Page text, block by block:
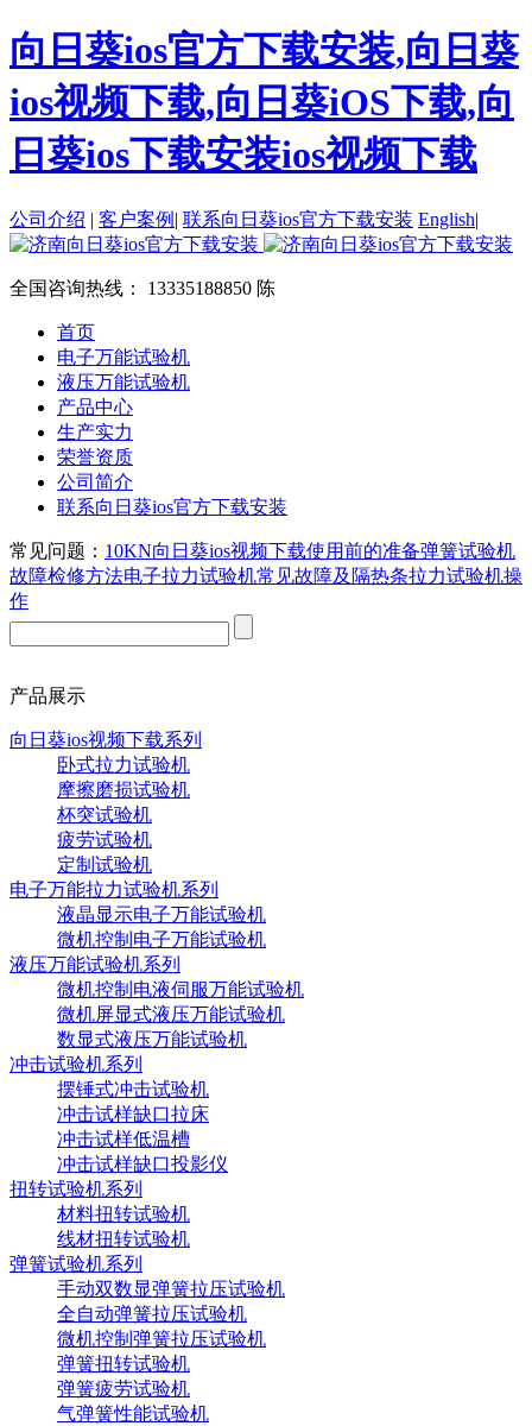
向日葵ios官方下载安装,向日葵
ios视频下载,向日葵iOS下载,向
日葵ios下载安装ios视频下载
公司介绍 | 客户案例 | 联系向日葵ios官方下载安装 English|
全国咨询热线： 13335188850 陈
首页
电子万能试验机
液压万能试验机
产品中心
生产实力
荣誉资质
公司简介
联系向日葵ios官方下载安装
常见问题： 10KN向日葵ios视频下载使用前的准备弹簧试验机
故障检修方法电子拉力试验机常见故障及 隔热条拉力试验机操
作
产品展示
向日葵ios视频下载系列
卧式拉力试验机
摩擦磨损试验机
杯突试验机
疲劳试验机
定制试验机
电子万能拉力试验机系列
液晶显示电子万能试验机
微机控制电子万能试验机
液压万能试验机系列
微机控制电液伺服万能试验机
微机屏显式液压万能试验机
数显式液压万能试验机
冲击试验机系列
摆锤式冲击试验机
冲击试样缺口拉床
冲击试样低温槽
冲击试样缺口投影仪
扭转试验机系列
材料扭转试验机
线材扭转试验机
弹簧试验机系列
手动双数显弹簧拉压试验机
全自动弹簧拉压试验机
微机控制弹簧拉压试验机
弹簧扭转试验机
弹簧疲劳试验机
气弹簧性能试验机